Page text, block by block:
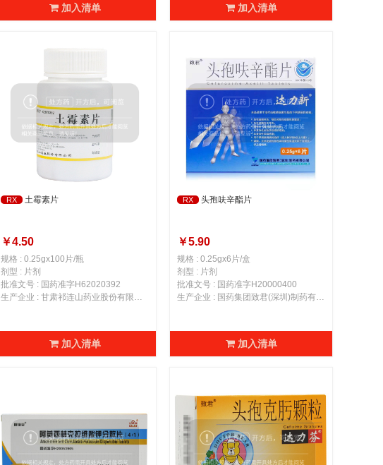
加入清单 加入清单
RX 土霉素片
￥4.50
规格 : 0.25gx100片/瓶
剂型 : 片剂
批准文号 : 国药准字H62020392
生产企业 : 甘肃祁连山药业股份有限公司
加入清单
RX 头孢呋辛酯片
￥5.90
规格 : 0.25gx6片/盒
剂型 : 片剂
批准文号 : 国药准字H20000400
生产企业 : 国药集团致君(深圳)制药有限公司
加入清单